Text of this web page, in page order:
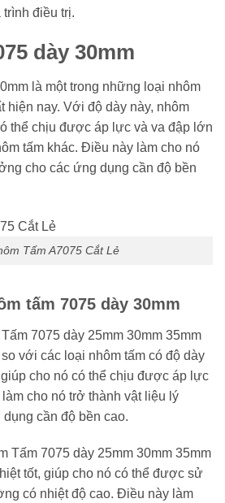
điều trị.
dày 30mm
là một trong những loại nhôm
hiện nay. Với độ dày này, nhôm
thể chịu được áp lực và va đập lớn
tấm khác. Điều này làm cho nó
cho các ứng dụng cần độ bền
Tấm A7075 Cắt Lẻ
tấm 7075 dày 30mm
7075 dày 25mm 30mm 35mm
với các loại nhôm tấm có độ dày
cho nó có thể chịu được áp lực
cho nó trở thành vật liệu lý
cần độ bền cao.
Tấm 7075 dày 25mm 30mm 35mm
tốt, giúp cho nó có thể được sử
có nhiệt độ cao. Điều này làm